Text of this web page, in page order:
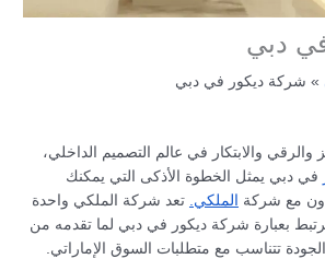
دبي
شركة ديكور في دبي
والرقي والابتكار في عالم التصميم الداخلي،
في دبي يمثل الخطوة الأذكى التي يمكنك
مع شركة
الملكي. تعد شركة الملكي واحدة
بعبارة شركة ديكور في دبي لما تقدمه من
تتناسب مع متطلبات السوق الإماراتي.